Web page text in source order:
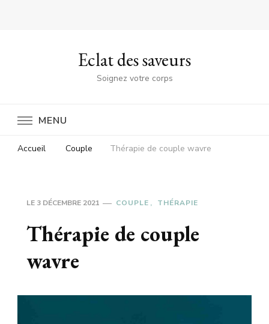
Eclat des saveurs
Soignez votre corps
MENU
Accueil Couple Thérapie de couple wavre
LE 3 DÉCEMBRE 2021 COUPLE THÉRAPIE
Thérapie de couple
wavre